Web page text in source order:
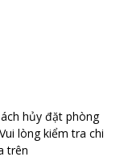
hủy đặt phòng
Vui lòng kiểm tra chi
trên